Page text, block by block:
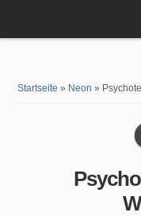
Startseite » Neon »